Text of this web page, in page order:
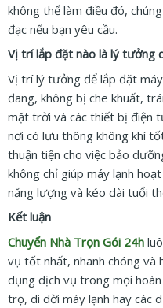
không thể làm điều đó,
đạc nếu bạn yêu cầu.
Vị trí lắp đặt nào là lý tưởng
Vị trí lý tưởng để lắp đặt
đãng, không bị che khuất,
mặt trời và các thiết bị điện
nơi có lưu thông không khí
thuận tiện cho việc bảo
không chỉ giúp máy lạnh
năng lượng và kéo dài tuổi
Kết luận
Chuyển Nhà Trọn Gói 24h
vụ tốt nhất, nhanh chóng và
dụng dịch vụ trong mọi hoàn
trọ, di dời máy lạnh hay các